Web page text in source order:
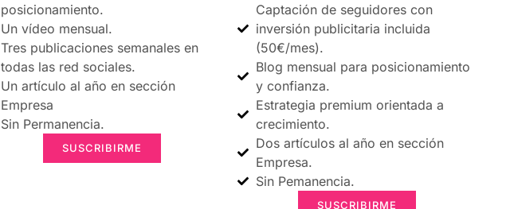
posicionamiento.
Un vídeo mensual.
Tres publicaciones semanales en
todas las red sociales.
Un artículo al año en sección
Empresa
Sin Permanencia.
SUSCRIBIRME
Captación de seguidores con
inversión publicitaria incluida
(50€/mes).
Blog mensual para posicionamiento
y confianza.
Estrategia premium orientada a
crecimiento.
Dos artículos al año en sección
Empresa.
Sin Pemanencia.
SUSCRIBIRME